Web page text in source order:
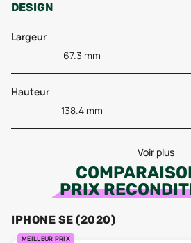
DESIGN
Largeur
67.3 mm
Hauteur
138.4 mm
Voir plus
PRIX
IPHONE SE (2020)
MEILLEUR PRIX